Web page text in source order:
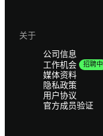
关于
公司信息
工作机会
招聘中
媒体资料
隐私政策
用户协议
官方成员验证